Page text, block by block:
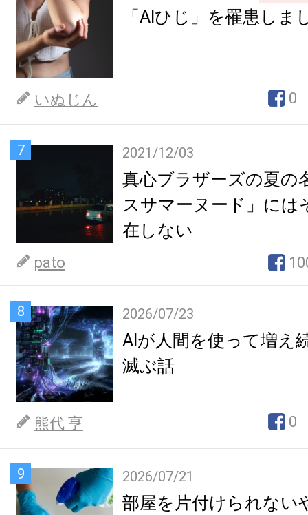
「AIひじ」を罹患しま
いぬじん 0
7 2021/12/03
真心ブラザーズの夏の
スサマーヌード」には
在しない
pato
8 2026/07/23
AIが人間を使って増え
滅ぶ話
熊代 亨 0
9 2026/07/21
部屋を片付けられない